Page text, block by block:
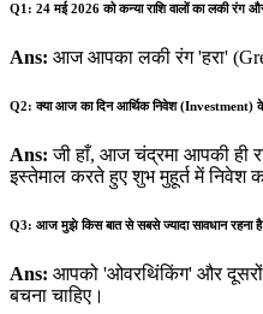
Q1: 24 मई 2026 को कन्या राशि वालों का लकी रंग
Ans: आज आपका लकी रंग 'हरा'
Q2: क्या आज का दिन आर्थिक निवेश (Investment) के
Ans: जी हाँ, आज चंद्रमा आपकी ही
इस्तेमाल करते हुए शुभ मुहूर्त में निवेश
Q3: आज मुझे किस बात से सबसे ज्यादा सावधान रहना
Ans: आपको 'ओवरथिंकिंग' और
बचना चाहिए।